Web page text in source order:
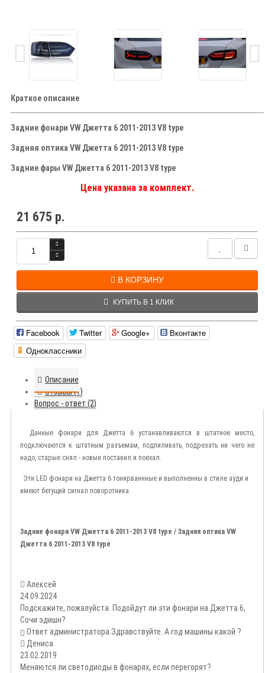
Краткое описание
Задние фонари VW Джетта 6 2011-2013 V8 type
Задняя оптика VW Джетта 6 2011-2013 V8 type
Задние фары VW Джетта 6 2011-2013 V8 type
Цена указана за комплект.
21 675 р.
В КОРЗИНУ
КУПИТЬ В 1 КЛИК
Facebook Twitter Google+
Вконтакте
Одноклассники
Описание
Отзывы (1)
Вопрос - ответ (2)
Данные фонари для Джетта 6 устанавливаются в штатное место,
подключаются к штатным разъемам, подпиливать, подрезать ни чего не
надо, старые снял - новые поставил и поехал.
Эти LED фонари на Джетта 6 тонирваннные и выполненны в стиле ауди и
имеют бегущий сигнал поворотника.
Задние фонари VW Джетта 6 2011-2013 V8 type / Задняя оптика VW
Джетта 6 2011-2013 V8 type
Алексей
24.09.2024
Подскажите, пожалуйста. Подойдут ли эти фонари на Джетта 6,
Сочи эдишн?
Ответ администратора:Здравствуйте. А год машины какой ?
Денисa
23.02.2019
Меняются ли светодиоды в фонарях, если перегорят?